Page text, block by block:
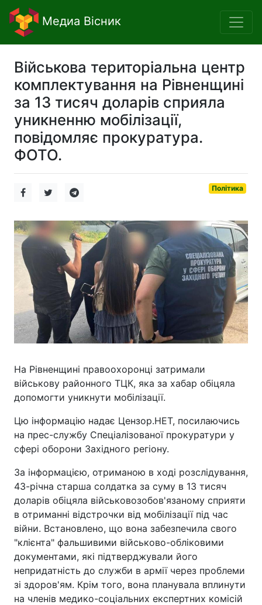
Медиа Вісник
Військова територіальна центр
комплектування на Рівненщині
за 13 тисяч доларів сприяла
уникненню мобілізації,
повідомляє прокуратура.
ФОТО.
Політика
На Рівненщині правоохоронці затримали
військову районного ТЦК, яка за хабар обіцяла
допомогти уникнути мобілізації.
Цю інформацію надає Цензор.НЕТ, посилаючись
на прес-службу Спеціалізованої прокуратури у
сфері оборони Західного регіону.
За інформацією, отриманою в ході розслідування,
43-річна старша солдатка за суму в 13 тисяч
доларів обіцяла військовозобов'язаному сприяти
в отриманні відстрочки від мобілізації під час
війни. Встановлено, що вона забезпечила свого
"клієнта" фальшивими військово-обліковими
документами, які підтверджували його
непридатність до служби в армії через проблеми
зі здоров'ям. Крім того, вона планувала вплинути
на членів медико-соціальних експертних комісій